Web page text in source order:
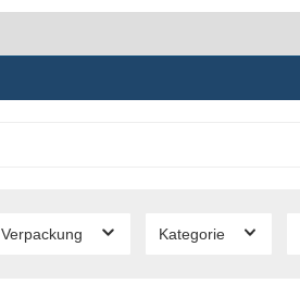
Verpackung Kategorie